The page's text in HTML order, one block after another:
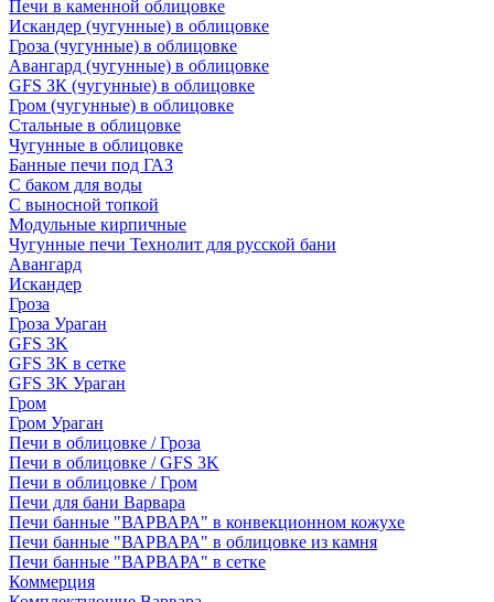
Печи в каменной облицовке
Искандер (чугунные) в облицовке
Гроза (чугунные) в облицовке
Авангард (чугунные) в облицовке
GFS ЗК (чугунные) в облицовке
Гром (чугунные) в облицовке
Стальные в облицовке
Чугунные в облицовке
Банные печи под ГАЗ
С баком для воды
С выносной топкой
Модульные кирпичные
Чугунные печи Технолит для русской бани
Авангард
Искандер
Гроза
Гроза Ураган
GFS 3K
GFS 3K в сетке
GFS 3K Ураган
Гром
Гром Ураган
Печи в облицовке / Гроза
Печи в облицовке / GFS 3K
Печи в облицовке / Гром
Печи для бани Варвара
Печи банные "ВАРВАРА" в конвекционном кожухе
Печи банные "ВАРВАРА" в облицовке из камня
Печи банные "ВАРВАРА" в сетке
Коммерция